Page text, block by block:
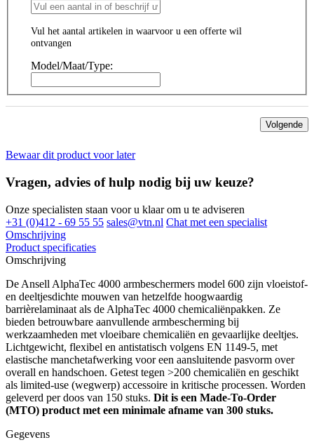
Vul het aantal artikelen in waarvoor u een offerte wil
ontvangen
Model/Maat/Type:
Volgende
Bewaar dit product voor later
Vragen, advies of hulp nodig bij uw keuze?
Onze specialisten staan voor u klaar om u te adviseren
+31 (0)412 - 69 55 55 sales@vtn.nl Chat met een specialist
Omschrijving
Product specificaties
Omschrijving
De Ansell AlphaTec 4000 armbeschermers model 600 zijn vloeistof-
en deeltjesdichte mouwen van hetzelfde hoogwaardig
barrièrelaminaat als de AlphaTec 4000 chemicaliënpakken. Ze
bieden betrouwbare aanvullende armbescherming bij
werkzaamheden met vloeibare chemicaliën en gevaarlijke deeltjes.
Lichtgewicht, flexibel en antistatisch volgens EN 1149-5, met
elastische manchetafwerking voor een aansluitende pasvorm over
overall en handschoen. Getest tegen >200 chemicaliën en geschikt
als limited-use (wegwerp) accessoire in kritische processen. Worden
geleverd per doos van 150 stuks. Dit is een Made-To-Order
(MTO) product met een minimale afname van 300 stuks.
Gegevens